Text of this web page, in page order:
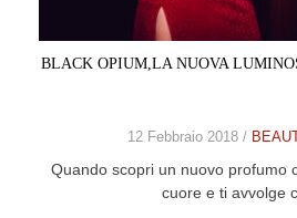
BLACK OPIUM,LA NUOVA
12 Febbraio 2018 /
Quando scopri un nuovo profumo
cuore e ti avvolge